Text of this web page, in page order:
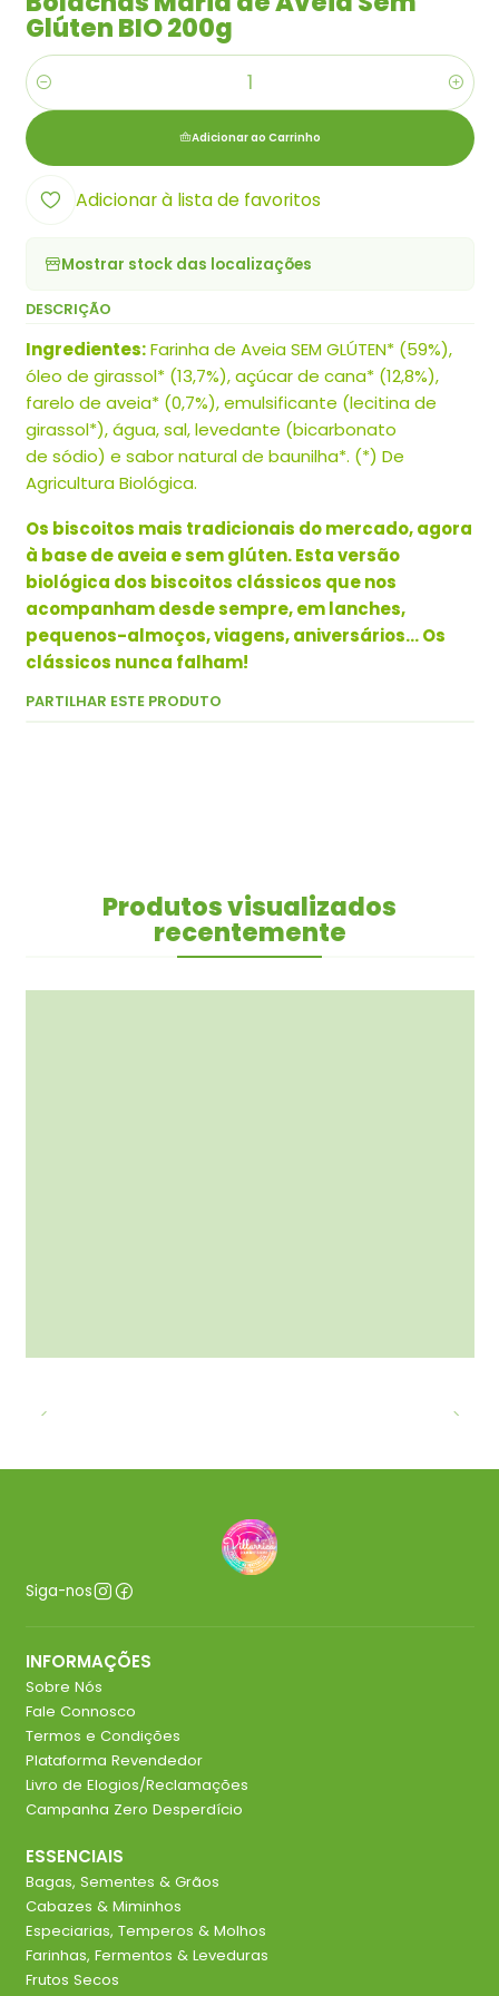
Glúten BIO 200g
Quantidade
Adicionar ao Carrinho
Adicionar à lista de favoritos
Mostrar stock das localizações
DESCRIÇÃO
Ingredientes:Farinha de Aveia SEM GLÚTEN* (59%),
óleo de girassol* (13,7%), açúcar de cana* (12,8%),
farelo de aveia* (0,7%), emulsificante (lecitina de
girassol*), água, sal, levedante (bicarbonato
de sódio) e sabor natural de baunilha*. (*) De
Agricultura Biológica.
Os biscoitos mais tradicionais do mercado, agora
à base de aveia e sem glúten. Esta versão
biológica dos biscoitos clássicos que nos
acompanham desde sempre, em lanches,
pequenos-almoços, viagens, aniversários... Os
clássicos nunca falham!
PARTILHAR ESTE PRODUTO
Produtos visualizados
recentemente
Siga-nos
INFORMAÇÕES
Sobre Nós
Fale Connosco
Termos e Condições
Plataforma Revendedor
Livro de Elogios/Reclamações
Campanha Zero Desperdício
ESSENCIAIS
Bagas, Sementes & Grãos
Cabazes & Miminhos
Especiarias, Temperos & Molhos
Farinhas, Fermentos & Leveduras
Frutos Secos